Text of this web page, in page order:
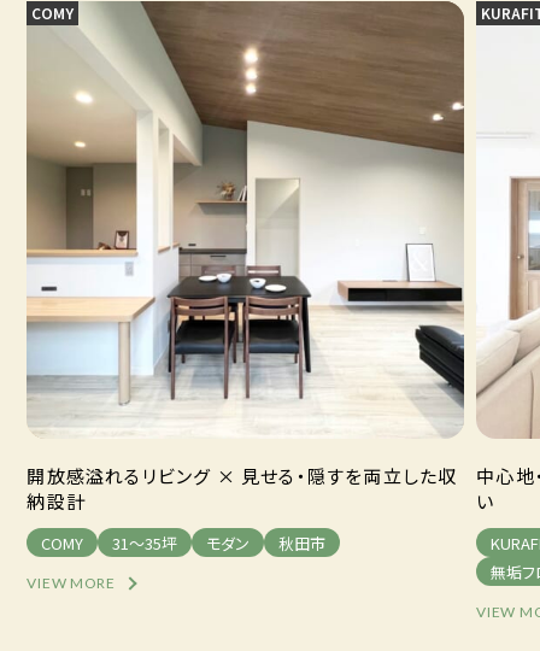
開放感溢れるリビング × 見せる・隠すを両立した収
納設計
COMY
COMY 31～35坪 モダン 秋田市
VIEW MORE
中心地
い
無垢フ
VIEW